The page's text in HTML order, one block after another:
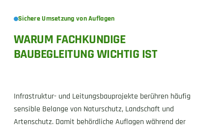
Sichere Umsetzung von Auflagen
WARUM FACHKUNDIGE
BAUBEGLEITUNG WICHTIG IST
Infrastruktur- und Leitungsbauprojekte berühren häufig
sensible Belange von Naturschutz, Landschaft und
Artenschutz. Damit behördliche Auflagen während der